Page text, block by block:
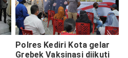
Polres Kediri Kota gelar
Grebek Vaksinasi diikuti